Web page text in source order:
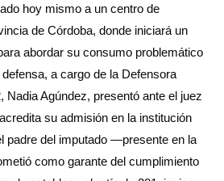
hoy mismo a un centro de
de Córdoba, donde iniciará un
abordar su consumo problemático
a cargo de la Defensora
Nadia Agúndez, presentó ante el juez
su admisión en la institución
padre del imputado —presente en la
como garante del cumplimiento